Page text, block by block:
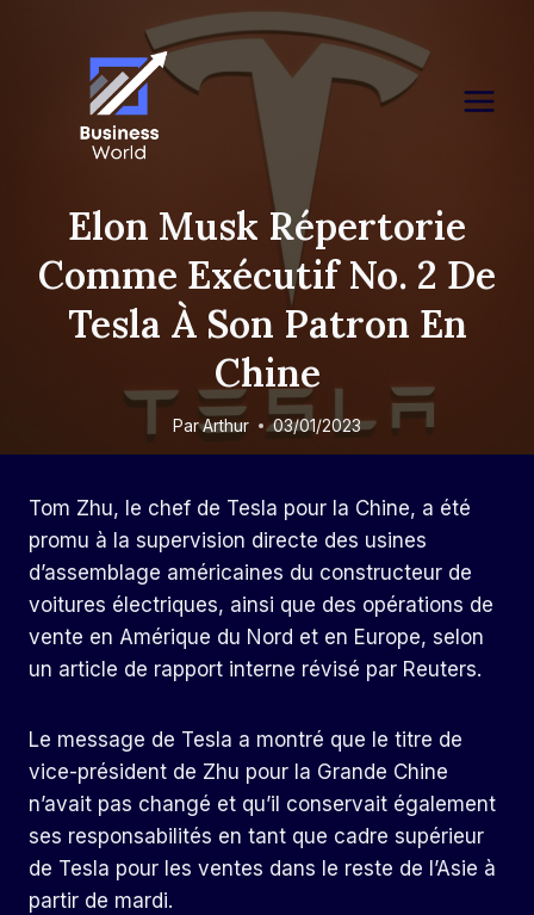
Elon Musk Répertorie
Comme Exécutif No. 2 De
Tesla À Son Patron En
Chine
ParArthur 03/01/2023
Tom Zhu, le chef de Tesla pour la Chine, a été
promu à la supervision directe des usines
d’assemblage américaines du constructeur de
voitures électriques, ainsi que des opérations de
vente en Amérique du Nord et en Europe, selon
un article de rapport interne révisé par Reuters.
Le message de Tesla a montré que le titre de
vice-président de Zhu pour la Grande Chine
n’avait pas changé et qu’il conservait également
ses responsabilités en tant que cadre supérieur
de Tesla pour les ventes dans le reste de l’Asie à
partir de mardi.